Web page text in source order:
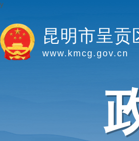
y
昆明市呈贡
www.kmcg.gov.cn